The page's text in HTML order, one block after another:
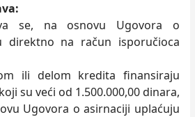
se, na osnovu Ugovora o
direktno na račun isporučioca
ili delom kredita finansiraju
su veći od 1.500.000,00 dinara,
Ugovora o asirnaciji uplaćuju